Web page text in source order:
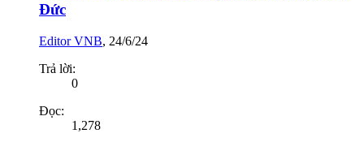
Đức
Editor VNB, 24/6/24
Trả lời:
0
Đọc:
1,278